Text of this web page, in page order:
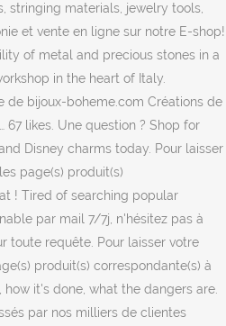
stringing materials, jewelry tools,
et vente en ligne sur notre E-shop!
of metal and precious stones in a
in the heart of Italy.
de bijoux-boheme.com Créations de
67 likes. Une question ? Shop for
Disney charms today. Pour laisser
page(s) produit(s)
! Tired of searching popular
par mail 7/7j, n'hésitez pas à
toute requête. Pour laisser votre
produit(s) correspondante(s) à
it's done, what the dangers are.
par nos milliers de clientes